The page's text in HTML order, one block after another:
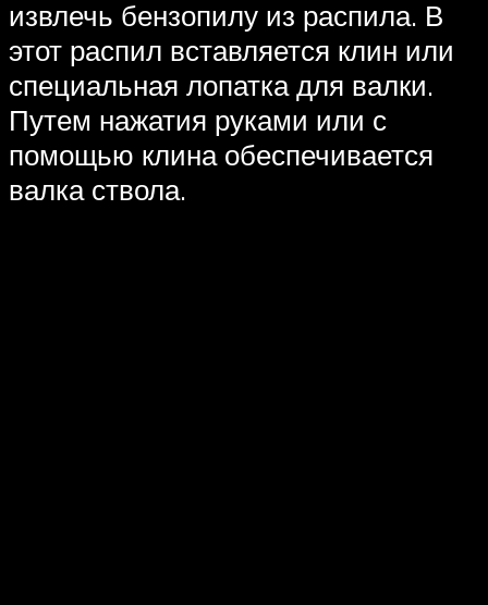
извлечь бензопилу из распила. В
этот распил вставляется клин или
специальная лопатка для валки.
Путем нажатия руками или с
помощью клина обеспечивается
валка ствола.